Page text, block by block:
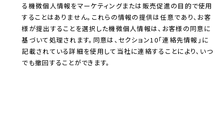
る機微個人情報をマーケティングまたは販売促進の目的で使用
することはありません。これらの情報の提供は任意であり、お客
様が提出することを選択した機微個人情報は、お客様の同意に
基づいて処理されます。同意は、セクション10「連絡先情報」に
記載されている詳細を使用して当社に連絡することにより、いつ
でも撤回することができます。